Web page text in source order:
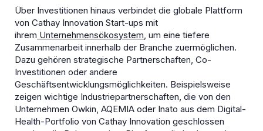
Über Investitionen hinaus verbindet die globale Plattform
von Cathay Innovation Start-ups mit
ihrem Unternehmensökosystem, um eine tiefere
Zusammenarbeit innerhalb der Branche zuermöglichen.
Dazu gehören strategische Partnerschaften, Co-
Investitionen oder andere
Geschäftsentwicklungsmöglichkeiten. Beispielsweise
zeigen wichtige Industriepartnerschaften, die von den
Unternehmen Owkin, AQEMIA oder Inato aus dem Digital-
Health-Portfolio von Cathay Innovation geschlossen